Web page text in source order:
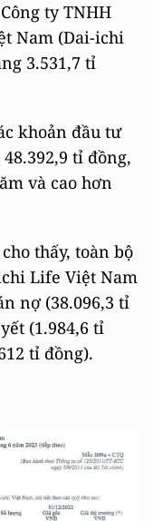
Công ty TNHH
Nam (Dai-ichi
3.531,7 tỉ
khoản đầu tư
tỉ đồng,
và cao hơn
thấy, toàn bộ
Life Việt Nam
nợ (38.096,3 tỉ
(1.984,6 tỉ
tỉ đồng).